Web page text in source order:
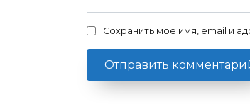
Сохранить моё имя, email и